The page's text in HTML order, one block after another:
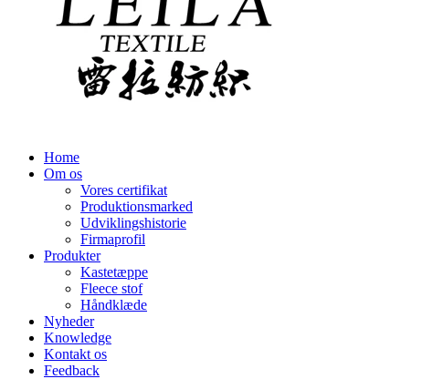
Home
Om os
Vores certifikat
Produktionsmarked
Udviklingshistorie
Firmaprofil
Produkter
Kastetæppe
Fleece stof
Håndklæde
Nyheder
Knowledge
Kontakt os
Feedback